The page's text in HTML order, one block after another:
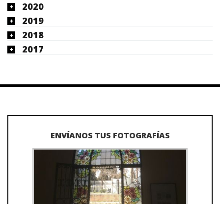
2020
2019
2018
2017
ENVÍANOS TUS FOTOGRAFÍAS